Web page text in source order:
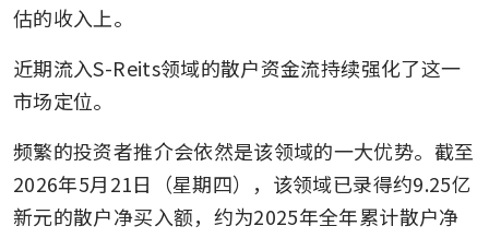
估的收入上。
近期流入S-Reits领域的散户资金流持续强化了这一
市场定位。
频繁的投资者推介会依然是该领域的一大优势。截至
2026年5月21日（星期四），该领域已录得约9.25亿
新元的散户净买入额，约为2025年全年累计散户净